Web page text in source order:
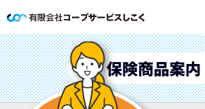
保険商品案内